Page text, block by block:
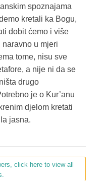
spoznajama
kretali ka Bogu,
dobit ćemo i više
u mjeri
tome, nisu sve
a nije ni da se
drugo
je o Kur’anu
djelom kretati
jasna.
click here to view all